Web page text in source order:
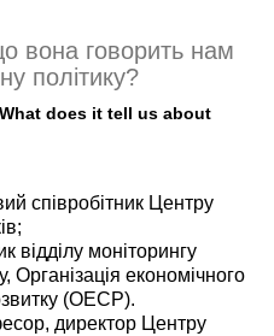
вона говорить нам
політику?
does it tell us about
співробітник Центру
відділу моніторингу
Організація економічного
(ОЕСР).
директор Центру